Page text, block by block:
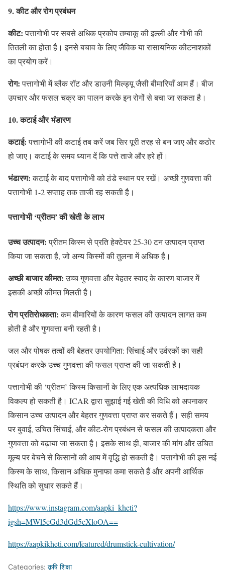
9. कीट और रोग प्रबंधन
कीट:पत्तागोभी पर सबसे अधिक प्रकोप तम्बाकू की इल्ली और गोभी की
तितली का होता है। इनसे बचाव के लिए जैविक या रासायनिक कीटनाशकों
का प्रयोग करें।
रोग:पत्तागोभी में ब्लैक रॉट और डाउनी मिल्ड्यू जैसी बीमारियाँ आम हैं। बीज
उपचार और फसल चक्र का पालन करके इन रोगों से बचा जा सकता है।
10. कटाई और भंडारण
कटाई:पत्तागोभी की कटाई तब करें जब सिर पूरी तरह से बन जाए और कठोर
हो जाए। कटाई के समय ध्यान दें कि पत्ते ताजे और हरे हों।
भंडारण:कटाई के बाद पत्तागोभी को ठंडे स्थान पर रखें। अच्छी गुणवत्ता की
पत्तागोभी 1-2 सप्ताह तक ताजी रह सकती है।
पत्तागोभी ‘प्रीतम’ की खेती के लाभ
उच्च उत्पादन:प्रीतम किस्म से प्रति हेक्टेयर 25-30 टन उत्पादन प्राप्त
किया जा सकता है, जो अन्य किस्मों की तुलना में अधिक है।
अच्छी बाजार कीमत:उच्च गुणवत्ता और बेहतर स्वाद के कारण बाजार में
इसकी अच्छी कीमत मिलती है।
रोग प्रतिरोधकता:कम बीमारियों के कारण फसल की उत्पादन लागत कम
होती है और गुणवत्ता बनी रहती है।
जल और पोषक तत्वों की बेहतर उपयोगिता: सिंचाई और उर्वरकों का सही
प्रबंधन करके उच्च गुणवत्ता की फसल प्राप्त की जा सकती है।
पत्तागोभी की ‘प्रीतम’ किस्म किसानों के लिए एक अत्यधिक लाभदायक
विकल्प हो सकती है। ICAR द्वारा सुझाई गई खेती की विधि को अपनाकर
किसान उच्च उत्पादन और बेहतर गुणवत्ता प्राप्त कर सकते हैं। सही समय
पर बुवाई, उचित सिंचाई, और कीट-रोग प्रबंधन से फसल की उत्पादकता और
गुणवत्ता को बढ़ाया जा सकता है। इसके साथ ही, बाजार की मांग और उचित
मूल्य पर बेचने से किसानों की आय में वृद्धि हो सकती है। पत्तागोभी की इस नई
किस्म के साथ, किसान अधिक मुनाफा कमा सकते हैं और अपनी आर्थिक
स्थिति को सुधार सकते हैं।
https://www.instagram.com/aapki_kheti?
igsh=MWl5cGd3dGd5cXloOA==
https://aapkikheti.com/featured/drumstick-cultivation/
Categories: कृषि शिक्षा